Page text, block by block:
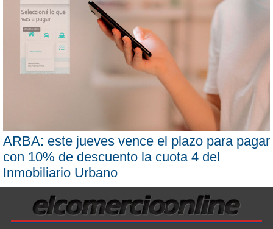
ARBA: este jueves vence el plazo para pagar
con 10% de descuento la cuota 4 del
Inmobiliario Urbano